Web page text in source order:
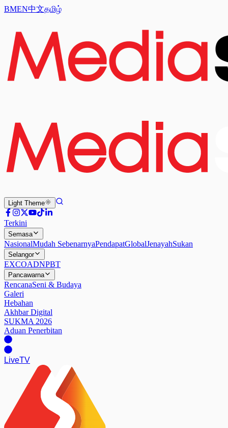
BMEN中文தமிழ்
Light Theme
Terkini
Semasa
NasionalMudah SebenarnyaPendapatGlobalJenayahSukan
Selangor
EXCOADNPBT
Pancawarna
RencanaSeni & Budaya
Galeri
Hebahan
Akhbar Digital
SUKMA 2026
Aduan Penerbitan
LiveTV